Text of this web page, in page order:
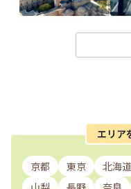
エリア
京都 東京 北海道